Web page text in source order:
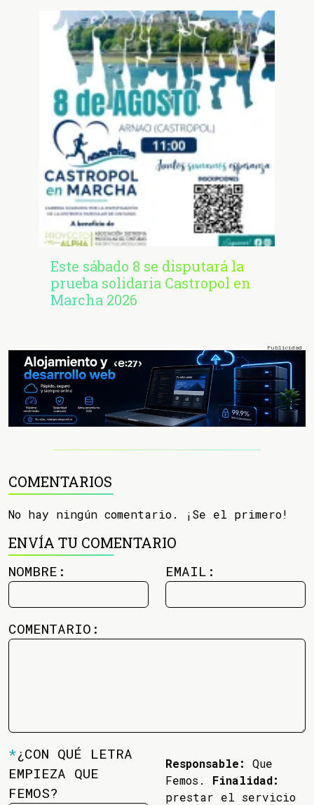
Este sábado 8 se disputará la
prueba solidaria Castropol en
Marcha 2026
COMENTARIOS
No hay ningún comentario. ¡Se el primero!
ENVÍA TU COMENTARIO
NOMBRE: EMAIL:
COMENTARIO:
*¿CON QUÉ LETRA
EMPIEZA QUE
FEMOS?
Responsable:
Que
Femos. Finalidad:
prestar el servicio